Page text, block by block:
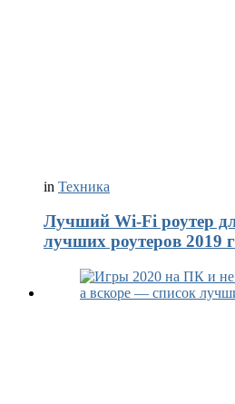
in Техника
Лучший Wi-Fi роутер
лучших роутеров 2019